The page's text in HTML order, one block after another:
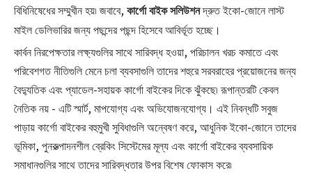
বিধিনিষেধের সম্মুখীন হয়৷ জবাবে,কার্গো বাইক সলিউশনদ্রুত ইকো-জোনে লাস্ট
মাইল ডেলিভারির জন্য পছন্দের পছন্দ হিসেবে আবির্ভূত হচ্ছে।
কার্বন নিরপেক্ষতার লক্ষ্যগুলির সাথে সারিবদ্ধ হওয়া, পরিচালন খরচ কমাতে এবং
পরিবেশগত নীতিগুলি মেনে চলা ব্যবসাগুলি তাদের শহুরে সরবরাহের প্রয়োজনের জন্য
বৈদ্যুতিক এবং প্যাডেল-সহায়ক কার্গো বাইকের দিকে ঝুঁকছে৷ রূপান্তরটি কেবল
নৈতিক নয় - এটি স্মার্ট, মাপযোগ্য এবং অভিযোজনযোগ্য। এই নিবন্ধটি সবুজ
পাড়ায় কার্গো বাইকের বহুমুখী সুবিধাগুলি অন্বেষণ করে, আধুনিক ইকো-জোনে তাদের
ভূমিকা, পুনরুত্পাদনশীল ব্রেকিং সিস্টেমের মূল্য এবং কার্গো বাইকের ব্যবসায়িক
সমাধানগুলির সাথে তাদের সারিবদ্ধতার উপর বিশেষ ফোকাস করে৷